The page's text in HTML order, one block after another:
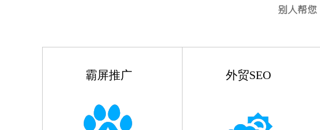
霸屏推广 外贸SEO